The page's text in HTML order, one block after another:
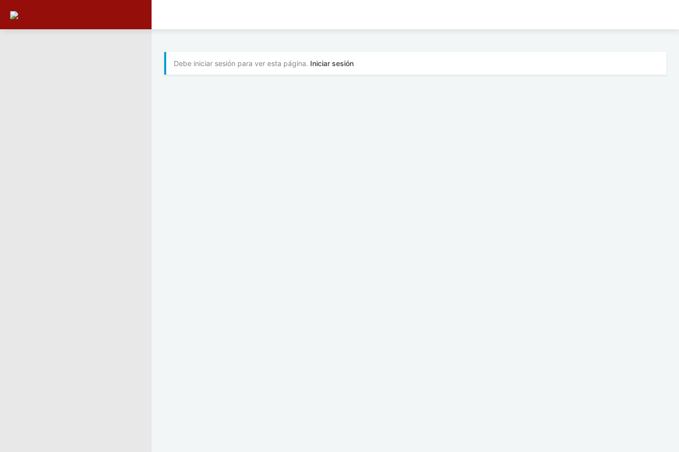
Debe iniciar sesión para ver esta página. Iniciar sesión